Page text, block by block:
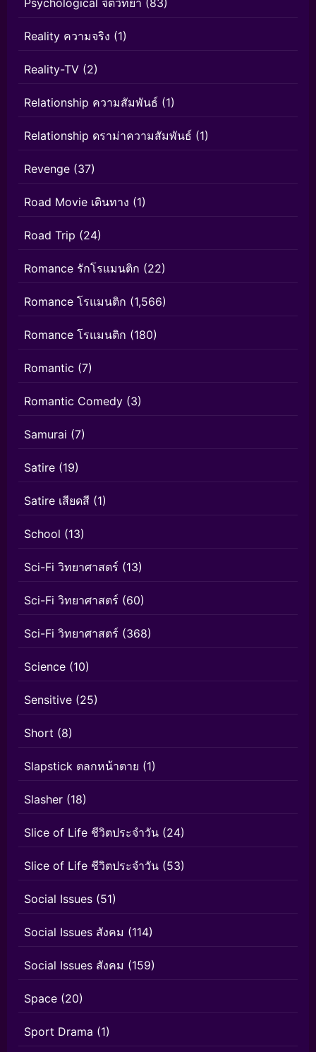
Psychological จิตวิทยา (83)
Reality ความจริง (1)
Reality-TV (2)
Relationship ความสัมพันธ์ (1)
Relationship ดราม่าความสัมพันธ์ (1)
Revenge (37)
Road Movie เดินทาง (1)
Road Trip (24)
Romance รักโรแมนติก (22)
Romance โรแมนติก (1,566)
Romance โรแมนติก (180)
Romantic (7)
Romantic Comedy (3)
Samurai (7)
Satire (19)
Satire เสียดสี (1)
School (13)
Sci-Fi วิทยาศาสตร์ (13)
Sci-Fi วิทยาศาสตร์ (60)
Sci-Fi วิทยาศาสตร์ (368)
Science (10)
Sensitive (25)
Short (8)
Slapstick ตลกหน้าตาย (1)
Slasher (18)
Slice of Life ชีวิตประจำวัน (24)
Slice of Life ชีวิตประจำวัน (53)
Social Issues (51)
Social Issues สังคม (114)
Social Issues สังคม (159)
Space (20)
Sport Drama (1)